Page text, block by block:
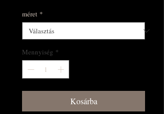
méret *
Mennyiség *
Kosárba